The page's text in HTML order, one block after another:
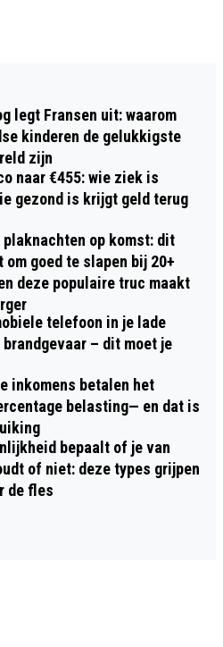
legt Fransen uit: waarom
kinderen de gelukkigste
zijn
naar €455: wie ziek is
gezond is krijgt geld terug
plaknachten op komst: dit
om goed te slapen bij 20+
deze populaire truc maakt
telefoon in je lade
– dit moet je
inkomens betalen het
belasting— en dat is
bepaalt of je van
of niet: deze types grijpen
de fles